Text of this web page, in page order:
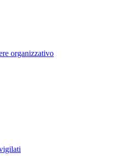
organizzativo